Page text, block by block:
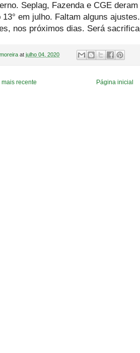
Seplag, Fazenda e CGE
13° em julho. Faltam alguns
nos próximos dias. Será
at julho 04, 2020
mais recente Página inicial